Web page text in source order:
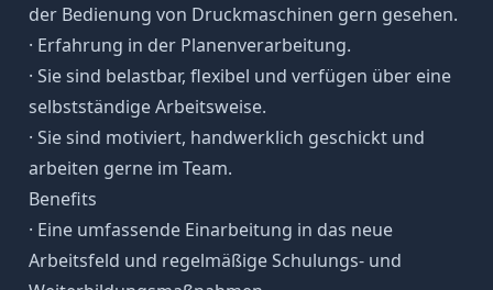
der Bedienung von Druckmaschinen gern gesehen.
· Erfahrung in der Planenverarbeitung.
· Sie sind belastbar, flexibel und verfügen über eine
selbstständige Arbeitsweise.
· Sie sind motiviert, handwerklich geschickt und
arbeiten gerne im Team.
Benefits
· Eine umfassende Einarbeitung in das neue
Arbeitsfeld und regelmäßige Schulungs- und